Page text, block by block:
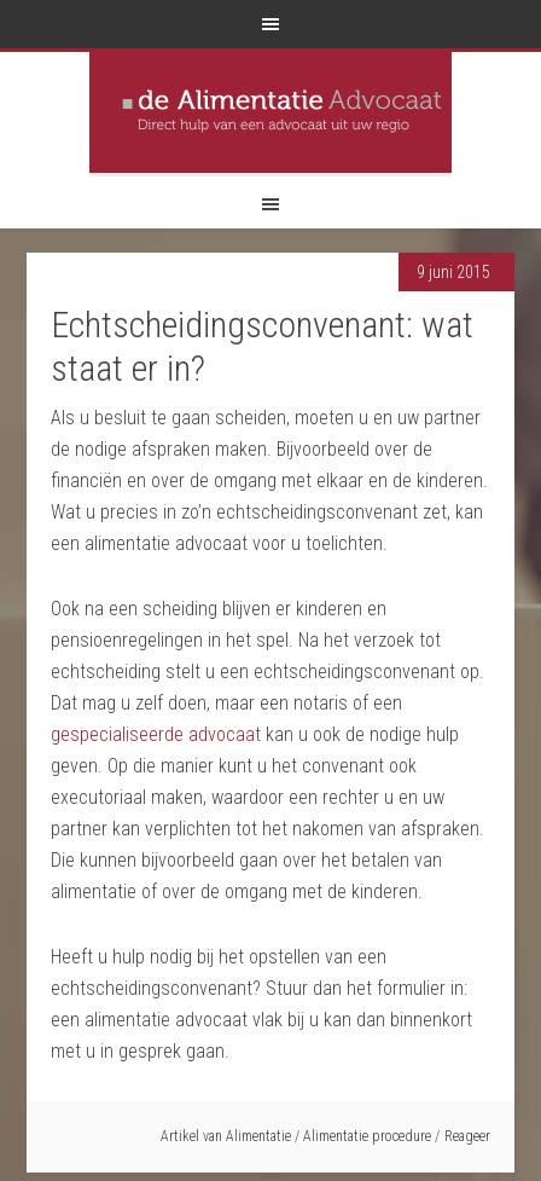
9 juni 2015
Echtscheidingsconvenant: wat
staat er in?
Als u besluit te gaan scheiden, moeten u en uw partner
de nodige afspraken maken. Bijvoorbeeld over de
financiën en over de omgang met elkaar en de kinderen.
Wat u precies in zo’n echtscheidingsconvenant zet, kan
een alimentatie advocaat voor u toelichten.
Ook na een scheiding blijven er kinderen en
pensioenregelingen in het spel. Na het verzoek tot
echtscheiding stelt u een echtscheidingsconvenant op.
Dat mag u zelf doen, maar een notaris of een
gespecialiseerde advocaat kan u ook de nodige hulp
geven. Op die manier kunt u het convenant ook
executoriaal maken, waardoor een rechter u en uw
partner kan verplichten tot het nakomen van afspraken.
Die kunnen bijvoorbeeld gaan over het betalen van
alimentatie of over de omgang met de kinderen.
Heeft u hulp nodig bij het opstellen van een
echtscheidingsconvenant? Stuur dan het formulier in:
een alimentatie advocaat vlak bij u kan dan binnenkort
met u in gesprek gaan.
Artikel van Alimentatie / Alimentatie procedure Reageer